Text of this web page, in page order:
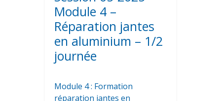
Module 4 –
Réparation jantes
en aluminium – 1/2
journée
Module 4 : Formation
réparation jantes en